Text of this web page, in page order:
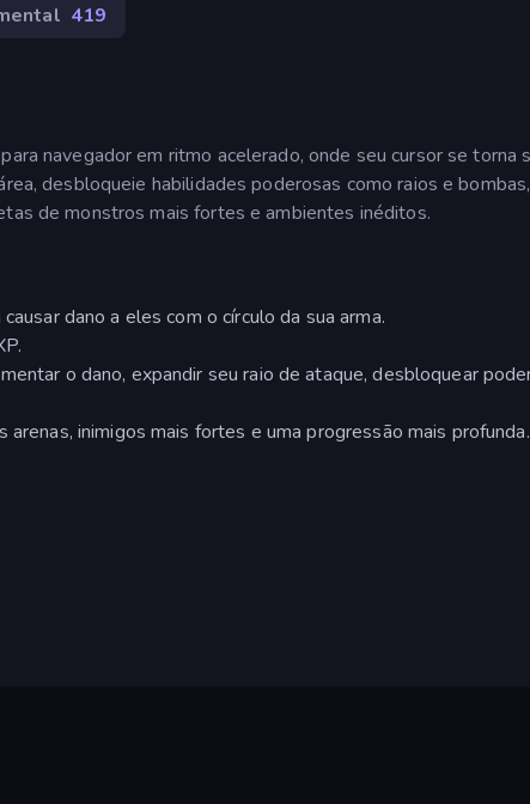
419
navegador em ritmo acelerado, onde seu cursor se torna
desbloqueie habilidades poderosas como raios e
de monstros mais fortes e ambientes inéditos.
dano a eles com o círculo da sua arma.
o dano, expandir seu raio de ataque, desbloquear
inimigos mais fortes e uma progressão mais profunda.